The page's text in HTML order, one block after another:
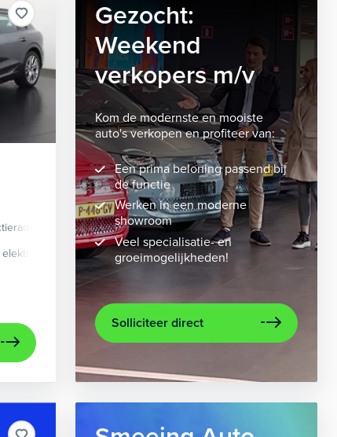
10-spaaks 21" luxe lederen bekleding metaalkleur
Elektrisch
elektrisch glazen panorama-dak lederen/stof bekleding
Gezocht:
Weekend
verkopers m/v
Kom de modernste en mooiste
auto's verkopen en profiteer van:
Een prima beloning passend bij
de functie
Werken in een moderne
showroom
Veel specialisatie- en
groeimogelijkheden!
Solliciteer direct